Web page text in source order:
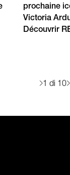
1 di 10
prochaine
Victoria
Découvrir